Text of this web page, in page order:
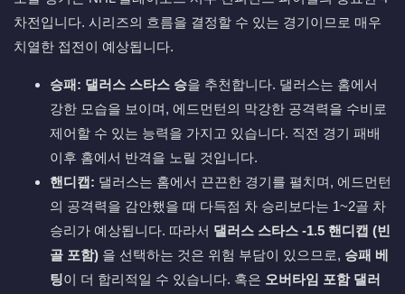
차전입니다. 시리즈의 흐름을 결정할 수 있는 경기이므로 매우
치열한 접전이 예상됩니다.
승패: 댈러스 스타스 승을 추천합니다. 댈러스는 홈에서
강한 모습을 보이며, 에드먼턴의 막강한 공격력을 수비로
제어할 수 있는 능력을 가지고 있습니다. 직전 경기 패배
이후 홈에서 반격을 노릴 것입니다.
핸디캡: 댈러스는 홈에서 끈끈한 경기를 펼치며, 에드먼턴
의 공격력을 감안했을 때 다득점 차 승리보다는 1~2골 차
승리가 예상됩니다. 따라서 댈러스 스타스 -1.5 핸디캡 (빈
골 포함) 을 선택하는 것은 위험 부담이 있으므로, 승패 베
팅이 더 합리적일 수 있습니다. 혹은 오버타임 포함 댈러